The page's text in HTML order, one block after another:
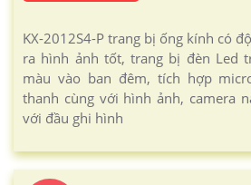
KX-2012S4-P trang bị ống kính có
ra hình ảnh tốt, trang bị đèn Led
màu vào ban đêm, tích hợp
thanh cùng với hình ảnh, camera
với đầu ghi hình